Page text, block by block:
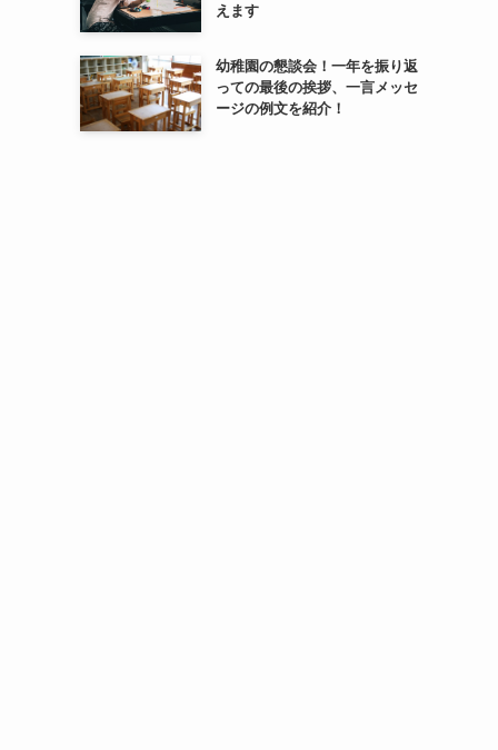
えます
幼稚園の懇談会！一年を振り返
っての最後の挨拶、一言メッセ
ージの例文を紹介！